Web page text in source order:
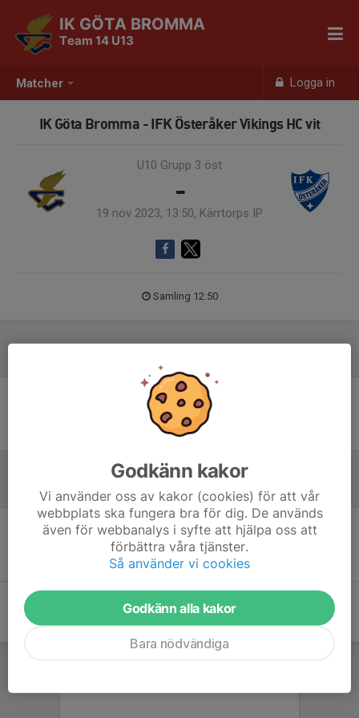
Matcher Logga in
IK GÖTA BROMMA
Team 14 U13
IK Göta Bromma - IFK Österåker Vikings HC vit
U10 Grupp 3 öst
-
19 nov 2023, 13:50, Kärrtorps IP
Samling 12:50
Ingen uppställning ifylld
Referat
Inget referat skrivet
Godkänn kakor
Vi använder oss av kakor (cookies) för att vår
webbplats ska fungera bra för dig. De används
även för webbanalys i syfte att hjälpa oss att
förbättra våra tjänster.
Så använder vi cookies
Godkänn alla kakor
Bara nödvändiga